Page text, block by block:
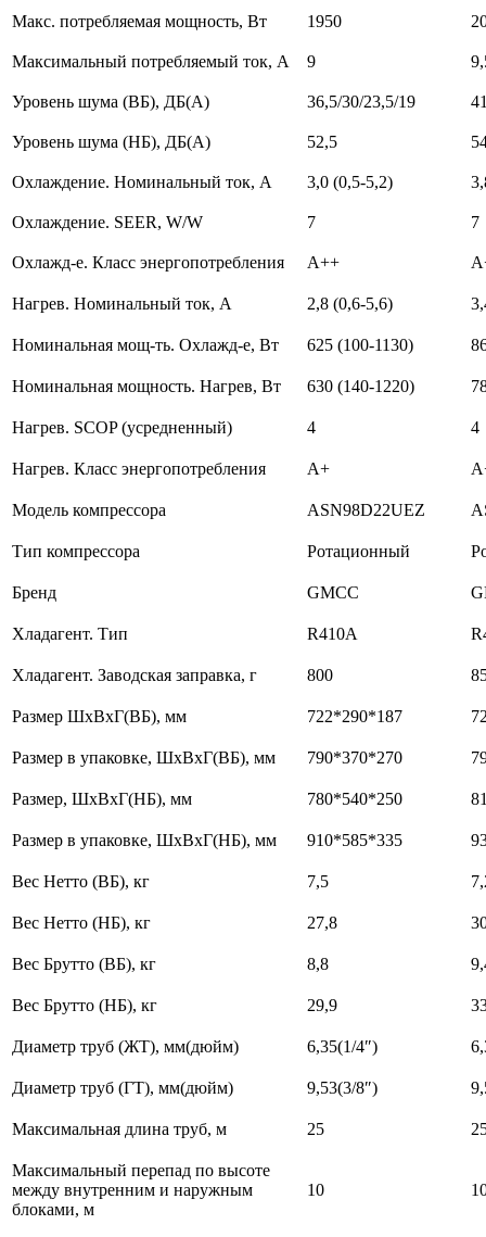
Макс. потребляемая мощность, Вт 1950
Максимальный потребляемый ток, А 9
Уровень шума (ВБ), ДБ(A) 36,5/30/23,5/19
Уровень шума (НБ), ДБ(A) 52,5
Охлаждение. Номинальный ток, А 3,0 (0,5-5,2)
Охлаждение. SEER, W/W 7 7
Охлажд-е. Класс энергопотребления A++
Нагрев. Номинальный ток, А 2,8 (0,6-5,6)
Номинальная мощ-ть. Охлажд-е, Вт 625 (100-1130)
Номинальная мощность. Нагрев, Вт 630 (140-1220)
Нагрев. SCOP (усредненный) 4 4
Нагрев. Класс энергопотребления A+
Модель компрессора ASN98D22UEZ
Тип компрессора Ротационный
Бренд GMCC
Хладагент. Тип R410A
Хладагент. Заводская заправка, г 800
Размер ШхВхГ(ВБ), мм 722*290*187
Размер в упаковке, ШхВхГ(ВБ), мм 790*370*270
Размер, ШхВхГ(НБ), мм 780*540*250
Размер в упаковке, ШхВхГ(НБ), мм 910*585*335
Вес Нетто (ВБ), кг 7,5
Вес Нетто (НБ), кг 27,8
Вес Брутто (ВБ), кг 8,8
Вес Брутто (НБ), кг 29,9
Диаметр труб (ЖТ), мм(дюйм) 6,35(1/4″)
Диаметр труб (ГТ), мм(дюйм) 9,53(3/8″)
Максимальная длина труб, м 25
Максимальный перепад по высоте
между внутренним и наружным
блоками, м
10